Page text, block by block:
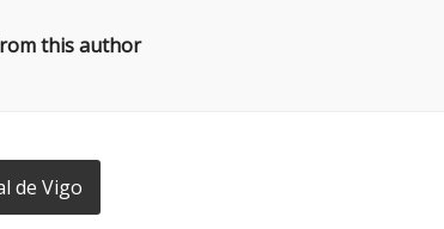
this author
de Vigo